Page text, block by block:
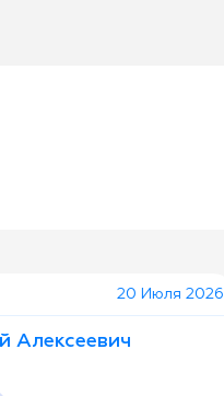
20 Июля 2026
Алексеевич